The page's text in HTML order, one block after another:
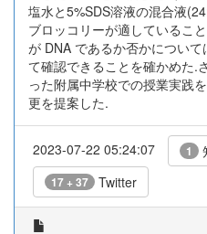
塩水と5%SDS溶液の混合液
ブロッコリーが適しているこ
が DNA であるか否かについ
て確認できることを確かめた.
った附属中学校での授業実践
更を提案した.
2023-07-22 05:24:07 1
17 + 37 Twitter